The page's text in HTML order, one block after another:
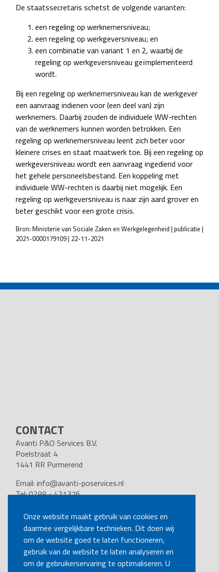
Onze website maakt gebruik van cookies en
daarmee vergelijkbare technieken. Dit doen wij
om de website goed te laten functioneren,
gebruik van de website te laten analyseren en
om de gebruikerservaring te optimaliseren. U
De staatssecretaris schetst de volgende varianten:
een regeling op werknemersniveau;
een regeling op werkgeversniveau; en
een combinatie van variant 1 en 2, waarbij de
regeling op werkgeversniveau geïmplementeerd
wordt.
Bij een regeling op werknemersniveau kan de werkgever
een aanvraag indienen voor (een deel van) zijn
werknemers. Daarbij zouden de individuele WW-rechten
van de werknemers kunnen worden betrokken. Een
regeling op werknemersniveau leent zich beter voor
kleinere crises en staat maatwerk toe. Bij een regeling op
werkgeversniveau wordt een aanvraag ingediend voor
het gehele personeelsbestand. Een koppeling met
individuele WW-rechten is daarbij niet mogelijk. Een
regeling op werkgeversniveau is naar zijn aard grover en
beter geschikt voor een grote crisis.
Bron: Ministerie van Sociale Zaken en Werkgelegenheid | publicatie |
2021-0000179109 | 22-11-2021
NAVIGATION
CONTACT
Avanti P&O Services B.V.
Poelstraat 4
1441 RR Purmerend
Email: info@avanti-poservices.nl
Tel: 0299 - 421376
Kvk nummer: 37140121
VOLG ONS